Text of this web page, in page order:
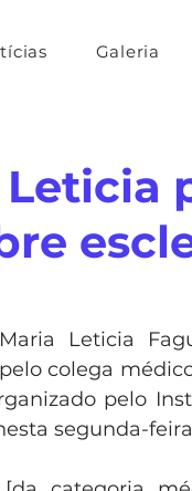
Galeria
Leticia
colega
pelo
segunda-feira